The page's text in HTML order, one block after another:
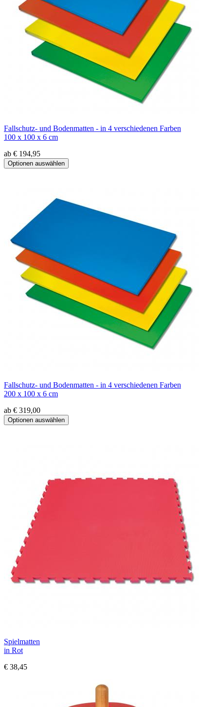
Fallschutz- und Bodenmatten - in 4 verschiedenen Farben
100 x 100 x 6 cm
ab € 194,95
Fallschutz- und Bodenmatten - in 4 verschiedenen Farben
200 x 100 x 6 cm
ab € 319,00
Spielmatten
in Rot
€ 38,45